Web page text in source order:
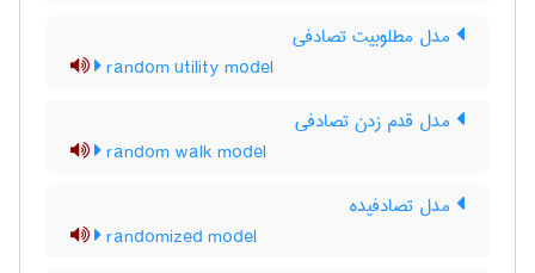
مدل مطلوبیت تصادفی
random utility model
مدل قدم زدن تصادفی
random walk model
مدل تصادفیده
randomized model